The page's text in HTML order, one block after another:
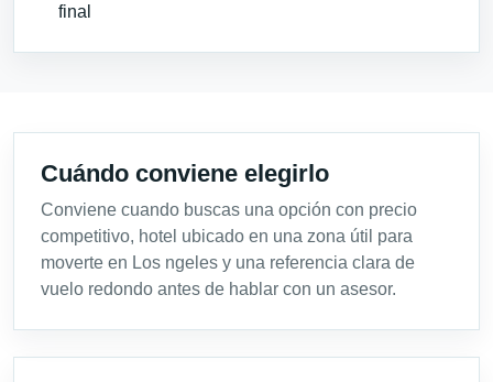
final
Cuándo conviene elegirlo
Conviene cuando buscas una opción con precio
competitivo, hotel ubicado en una zona útil para
moverte en Los ngeles y una referencia clara de
vuelo redondo antes de hablar con un asesor.